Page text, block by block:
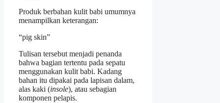
Produk berbahan kulit babi umumnya
menampilkan keterangan:
“pig skin”
Tulisan tersebut menjadi penanda
bahwa bagian tertentu pada sepatu
menggunakan kulit babi. Kadang
bahan itu dipakai pada lapisan dalam,
alas kaki (insole), atau sebagian
komponen pelapis.